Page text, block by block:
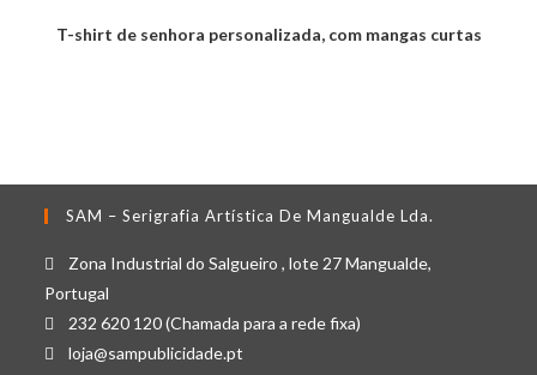
T-shirt de senhora personalizada, com mangas curtas
SAM – Serigrafia Artística De Mangualde Lda.
Zona Industrial do Salgueiro , lote 27 Mangualde,
Portugal
232 620 120 (Chamada para a rede fixa)
loja@sampublicidade.pt